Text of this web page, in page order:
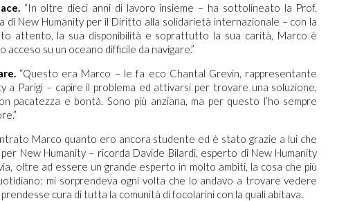
“In oltre dieci anni di lavoro insieme – ha sottolineato la Prof.
di New Humanity per il Diritto alla solidarietà internazionale – con la
attento, la sua disponibilità e soprattutto la sua carità, Marco è
su un oceano difficile da navigare.”
“Questo era Marco – le fa eco Chantal Grevin, rappresentante
a Parigi – capire il problema ed attivarsi per trovare una soluzione,
pacatezza e bontà. Sono più anziana, ma per questo l’ho sempre
Marco quanto ero ancora studente ed è stato grazie a lui che
New Humanity – ricorda Davide Bilardi, esperto di New Humanity
oltre ad essere un grande esperto in molto ambiti, la cosa che più
mi sorprendeva ogni volta che lo andavo a trovare vedere
cura di tutta la comunità di focolarini con la quali abitava.